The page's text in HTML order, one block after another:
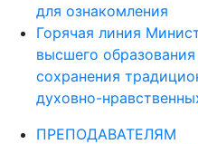
для ознакомления
Горячая линия
высшего
сохранения
духовно-
ПРЕПОДАВАТЕЛЯМ